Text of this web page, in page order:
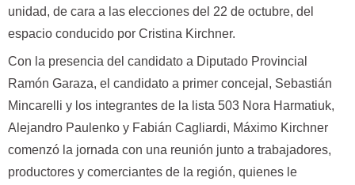
unidad, de cara a las elecciones del 22 de octubre, del
espacio conducido por Cristina Kirchner.
Con la presencia del candidato a Diputado Provincial
Ramón Garaza, el candidato a primer concejal, Sebastián
Mincarelli y los integrantes de la lista 503 Nora Harmatiuk,
Alejandro Paulenko y Fabián Cagliardi, Máximo Kirchner
comenzó la jornada con una reunión junto a trabajadores,
productores y comerciantes de la región, quienes le